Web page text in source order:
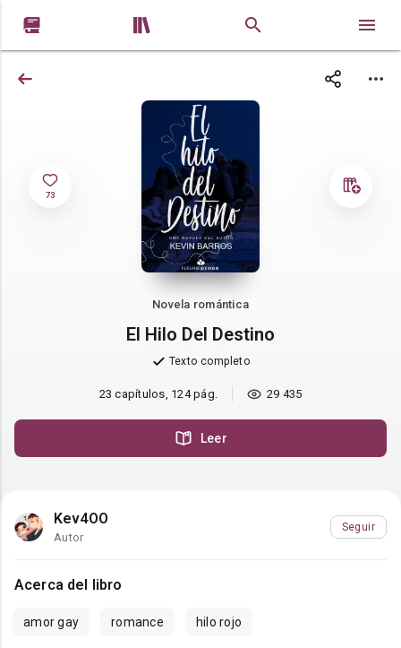
 
73
Novela romántica
El Hilo Del Destino
Texto completo
23 capítulos, 124 pág. 29 435
Leer
Kev4OO
Autor
Seguir
Acerca del libro
amor gay romance hilo rojo